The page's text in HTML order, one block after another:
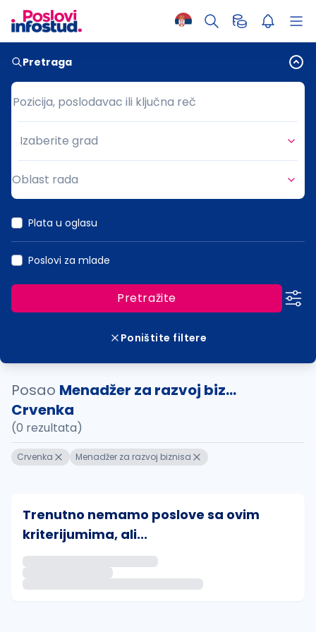
Pretraga
Pozicija, poslodavac ili ključna reč
Pozicija, poslodavac ili ključna reč
Grad
Izaberite grad
Oblast rada
Plata u oglasu
Poslovi za mlade
Pretražite
Poništite filtere
Posao Menadžer za razvoj biz...
Crvenka
(0 rezultata)
Crvenka Menadžer za razvoj biznisa
Trenutno nemamo poslove sa ovim
kriterijumima, ali...